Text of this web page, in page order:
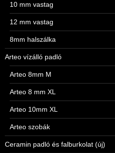
10 mm vastag
12 mm vastag
8mm halszálka
Arteo vízálló padló
Arteo 8mm M
Arteo 8 mm XL
Arteo 10mm XL
Arteo szobák
Ceramin padló és falburkolat (új)